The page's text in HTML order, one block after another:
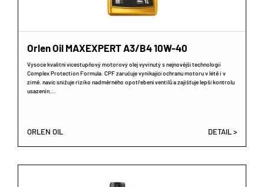
Orlen Oil MAXEXPERT A3/B4 10W-40
Vysoce kvalitní vícestupňový motorový olej vyvinutý s nejnovější technologií
Complex Protection Formula. CPF zaručuje vynikající ochranu motoru v létě i v
zimě. navíc snižuje riziko nadměrného opotřebení ventilů a zajišťuje lepší kontrolu
usazenin.…
ORLEN OIL DETAIL >